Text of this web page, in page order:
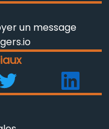
un message